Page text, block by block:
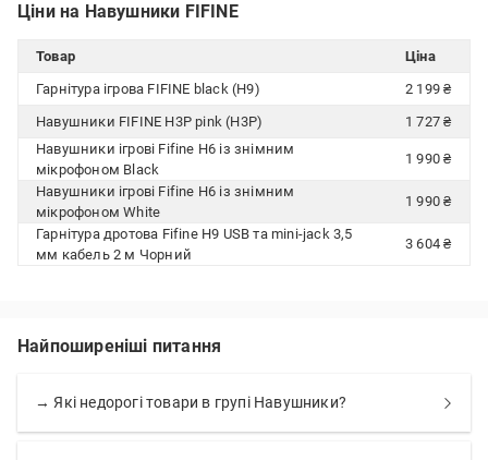
Ціни на Навушники FIFINE
Товар
Ціна
Гарнітура ігрова FIFINE black (H9)
2 199 ₴
Навушники FIFINE H3P pink (H3P)
1 727 ₴
Навушники ігрові Fifine H6 із знімним
мікрофоном Black
1 990 ₴
Навушники ігрові Fifine H6 із знімним
мікрофоном White
1 990 ₴
Гарнітура дротова Fifine H9 USB та mini-jack 3,5
мм кабель 2 м Чорний
3 604 ₴
Найпоширеніші питання
→ Які недорогі товари в групі Навушники?